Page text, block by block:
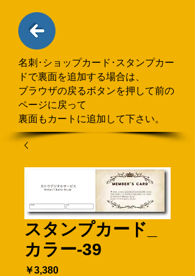
名刺･ショップカード･スタンプカー
ドで​裏面を追加する場合は、
ブラウザの戻るボタンを押して前の
ページに戻って
裏面もカートに追加して下さい。
スタンプカード_
カラー-39
￥3,380価